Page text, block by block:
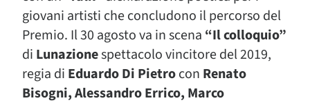
giovani artisti che concludono il percorso del
Premio. Il 30 agosto va in scena “Il colloquio”
di Lunazionespettacolo vincitore del 2019,
regia di Eduardo Di Pietrocon Renato
Bisogni, Alessandro Errico, Marco